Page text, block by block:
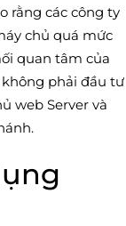
rằng các công ty
chủ quá mức
quan tâm của
phải đầu tư
web Server và